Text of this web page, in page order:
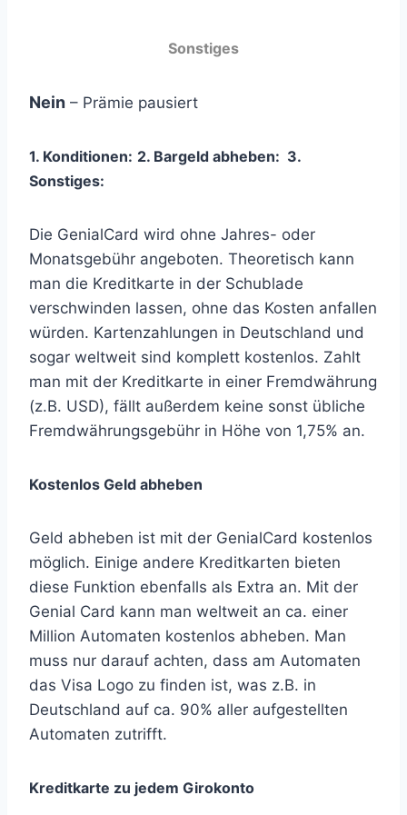
Sonstiges
Nein – Prämie pausiert
1. Konditionen: 2. Bargeld abheben: 3.
Sonstiges:
Die GenialCard wird ohne Jahres- oder
Monatsgebühr angeboten. Theoretisch kann
man die Kreditkarte in der Schublade
verschwinden lassen, ohne das Kosten anfallen
würden. Kartenzahlungen in Deutschland und
sogar weltweit sind komplett kostenlos. Zahlt
man mit der Kreditkarte in einer Fremdwährung
(z.B. USD), fällt außerdem keine sonst übliche
Fremdwährungsgebühr in Höhe von 1,75% an.
Kostenlos Geld abheben
Geld abheben ist mit der GenialCard kostenlos
möglich. Einige andere Kreditkarten bieten
diese Funktion ebenfalls als Extra an. Mit der
Genial Card kann man weltweit an ca. einer
Million Automaten kostenlos abheben. Man
muss nur darauf achten, dass am Automaten
das Visa Logo zu finden ist, was z.B. in
Deutschland auf ca. 90% aller aufgestellten
Automaten zutrifft.
Kreditkarte zu jedem Girokonto